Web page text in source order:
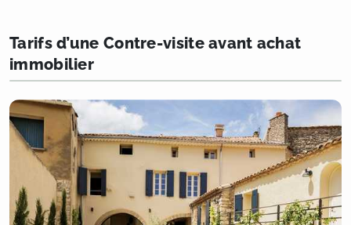
Tarifs d’une Contre-visite avant achat
immobilier